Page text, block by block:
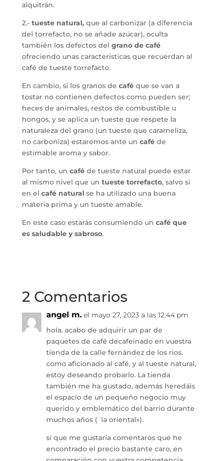
alquitrán.
2.- tueste natural, que al carbonizar (a diferencia
del torrefacto, no se añade azúcar), oculta
también los defectos del grano de café
ofreciendo unas características que recuerdan al
café de tueste torrefacto.
En cambio, si los granos de caféque se van a
tostar no contienen defectos como pueden ser;
heces de animales, restos de combustible u
hongos, y se aplica un tueste que respete la
naturaleza del grano (un tueste que carameliza,
no carboniza) estaremos ante un caféde
estimable aroma y sabor.
Por tanto, un caféde tueste natural puede estar
al mismo nivel que un tueste torrefacto, salvo si
en el café natural se ha utilizado una buena
materia prima y un tueste amable.
En este caso estarás consumiendo un café que
es saludable y sabroso.
2 Comentarios
angel m. el mayo 27, 2023 a las 12:44 pm
hola. acabo de adquirir un par de
paquetes de café decafeinado en vuestra
tienda de la calle fernández de los rios.
como aficionado al café, y al tueste natural,
estoy deseando probarlo. La tienda
también me ha gustado, además heredáis
el espacio de un pequeño negocio muy
querido y emblemático del barrio durante
muchos años (¨la oriental»).
sí que me gustaría comentaros que he
encontrado el precio bastante caro, en